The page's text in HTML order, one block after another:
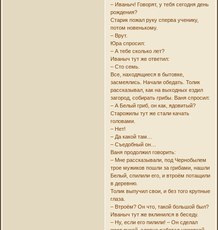
– Иваныч! Говорят, у тебя сегодня день
рождения?
Старик пожал руку сперва ученику,
потом новенькому.
– Врут.
Юра спросил:
– А тебе сколько лет?
Иваныч тут же ответил:
– Сто семь.
Все, находящиеся в бытовке,
засмеялись. Начали обедать. Толик
рассказывал, как на выходных ездил
загород, собирать грибы. Ваня спросил:
– А Белый гриб, он как, ядовитый?
Старожилы тут же стали качать
головами.
– Нет!
– Да какой там…
– Съедобный он…
Ваня продолжил говорить:
– Мне рассказывали, под Чернобылем
трое мужиков пошли за грибами, нашли
Белый, спилили его, и втроём потащили
в деревню.
Толик выпучил свои, и без того крупные
глаза.
– Втроём? Он что, такой большой был?
Иваныч тут же вклинился в беседу.
– Ну, если его пилили! – Он сделал